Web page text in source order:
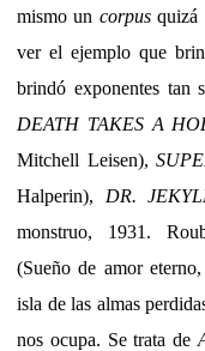
mismo un corpusquizá
ver el ejemplo que
brindó exponentes tan
DEATH TAKES A
Mitchell Leisen),
Halperin), DR.
monstruo, 1931.
(Sueño de amor
isla de las almas
nos ocupa. Se trata de